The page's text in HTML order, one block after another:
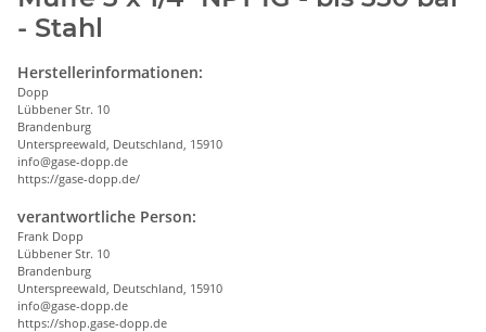
- Stahl
Herstellerinformationen:
Dopp
Lübbener Str. 10
Brandenburg
Unterspreewald, Deutschland, 15910
info@gase-dopp.de
https://gase-dopp.de/
verantwortliche Person:
Frank Dopp
Lübbener Str. 10
Brandenburg
Unterspreewald, Deutschland, 15910
info@gase-dopp.de
https://shop.gase-dopp.de